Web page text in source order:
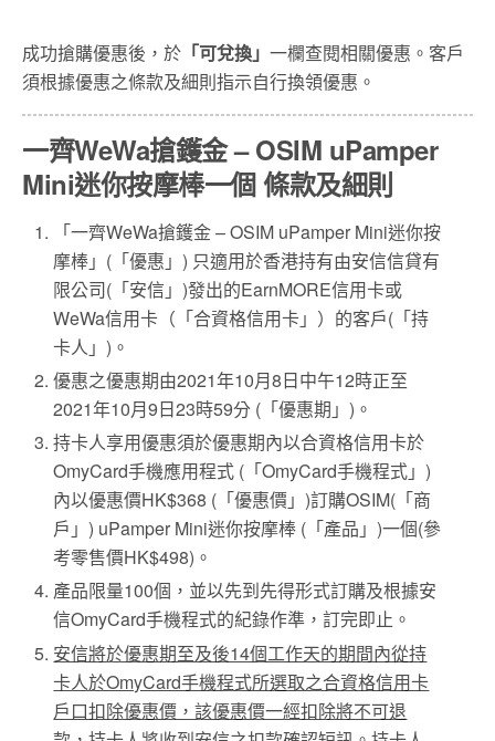
成功搶購優惠後，於 「可兌換」 一欄查閱相關優惠。客戶
須根據優惠之條款及細則指示自行換領優惠。
一齊WeWa搶鑊金 – OSIM uPamper
Mini迷你按摩棒一個 條款及細則
「一齊WeWa搶鑊金 – OSIM uPamper Mini迷你按
摩棒」(「優惠」) 只適用於香港持有由安信信貸有
限公司(「安信」)發出的EarnMORE信用卡或
WeWa信用卡（「合資格信用卡」）的客戶(「持
卡人」)。
優惠之優惠期由2021年10月8日中午12時正至
2021年10月9日23時59分 (「優惠期」)。
持卡人享用優惠須於優惠期內以合資格信用卡於
OmyCard手機應用程式 (「OmyCard手機程式」)
內以優惠價HK$368 (「優惠價」)訂購OSIM(「商
戶」) uPamper Mini迷你按摩棒 (「產品」)一個(參
考零售價HK$498)。
產品限量100個，並以先到先得形式訂購及根據安
信OmyCard手機程式的紀錄作準，訂完即止。
安信將於優惠期至及後14個工作天的期間內從持
卡人於OmyCard手機程式所選取之合資格信用卡
戶口扣除優惠價，該優惠價一經扣除將不可退